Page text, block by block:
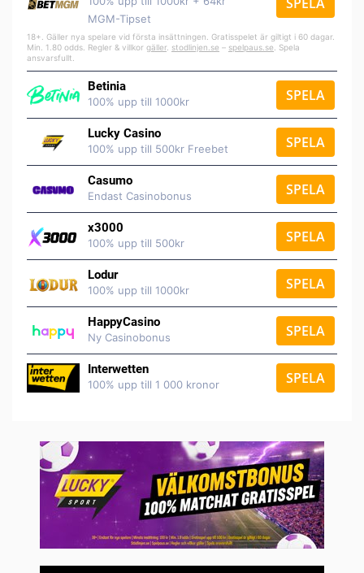
MGM-Tipset
18+. Gäller nya spelare vid första insättningen. Gratisspelet är giltigt i 60 dagar.
Min. 1.80 odds. Regler & villkor gäller stodlinjen.se – spelpaus.se . Spela
ansvarsfullt.
Betinia
100% upp till 1000kr SPELA
Lucky Casino
100% upp till 500kr Freebet SPELA
Casumo
Endast Casinobonus SPELA
x3000
100% upp till 500kr SPELA
Lodur
100% upp till 1000kr SPELA
HappyCasino
Ny Casinobonus SPELA
Interwetten
100% upp till 1 000 kronor SPELA